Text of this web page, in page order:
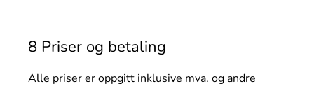
8 Priser og betaling
Alle priser er oppgitt inklusive mva. og andre